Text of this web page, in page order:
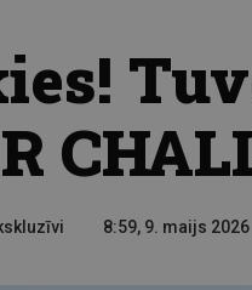
8:59, 9. maijs 2026